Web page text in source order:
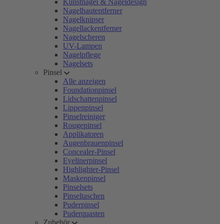
Kunstnägel & Nageldesign
Nagelhautentferner
Nagelknipser
Nagellackentferner
Nagelscheren
UV-Lampen
Nagelpflege
Nagelsets
Pinsel
Alle anzeigen
Foundationpinsel
Lidschattenpinsel
Lippenpinsel
Pinselreiniger
Rougepinsel
Applikatoren
Augenbrauenpinsel
Concealer-Pinsel
Eyelinerpinsel
Highlighter-Pinsel
Maskenpinsel
Pinselsets
Pinseltaschen
Puderpinsel
Puderquasten
Zubehör